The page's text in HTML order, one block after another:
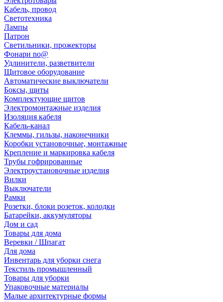
Кабель, провод
Светотехника
Лампы
Патрон
Светильники, прожекторы
Фонари no@
Удлинители, разветвители
Щитовое оборудование
Автоматические выключатели
Боксы, щиты
Комплектующие щитов
Электромонтажные изделия
Изоляция кабеля
Кабель-канал
Клеммы, гильзы, наконечники
Коробки установочные, монтажные
Крепление и маркировка кабеля
Трубы гофрированные
Электроустановочные изделия
Вилки
Выключатели
Рамки
Розетки, блоки розеток, колодки
Батарейки, аккумуляторы
Дом и сад
Товары для дома
Веревки / Шпагат
Для дома
Инвентарь для уборки снега
Текстиль промышленный
Товары для уборки
Упаковочные материалы
Малые архитектурные формы